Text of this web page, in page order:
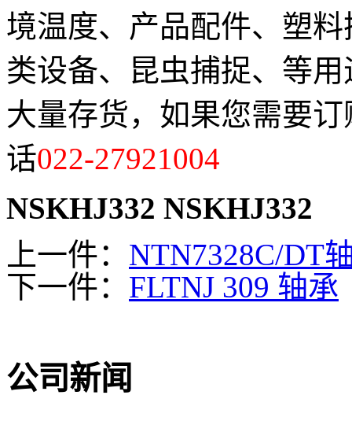
境温度、产品配件、塑
类设备、昆虫捕捉、等
大量存货，如果您需要
话022-27921004
NSKHJ332 NSKHJ332
上一件： NTN7328C/DT
下一件： FLTNJ 309 轴承
公司新闻